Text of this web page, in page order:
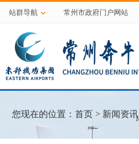
站群导航 常州市政府门户网站
您现在的位置： 首页 > 新闻资讯